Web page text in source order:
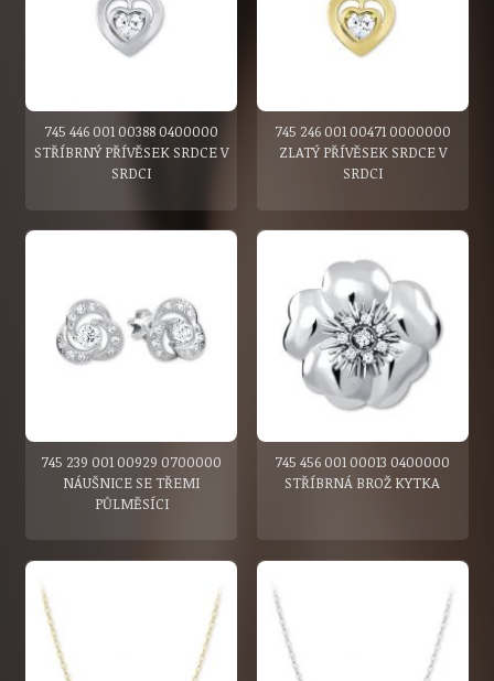
745 446 001 00388 0400000
STŘÍBRNÝ PŘÍVĚSEK SRDCE V
SRDCI
745 246 001 00471 0000000
ZLATÝ PŘÍVĚSEK SRDCE V
SRDCI
745 239 001 00929 0700000
NÁUŠNICE SE TŘEMI
PŮLMĚSÍCI
745 456 001 00013 0400000
STŘÍBRNÁ BROŽ KYTKA